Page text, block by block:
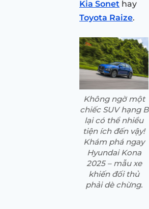
Kia Sonet hay
Toyota Raize.
Không ngờ một
chiếc SUV hạng B
lại có thể nhiều
tiện ích đến vậy!
Khám phá ngay
Hyundai Kona
2025 – mẫu xe
khiến đối thủ
phải dè chừng.